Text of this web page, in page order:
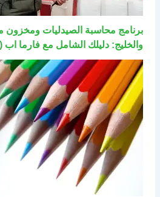
برنامج محاسبة الصيدليات ومخزون
والخليج: دليلك الشامل مع فارما اب (PharmUp)